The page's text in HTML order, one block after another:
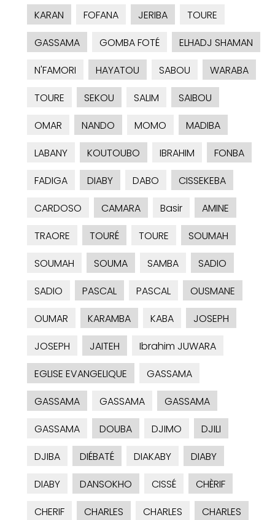
KARAN
FOFANA JERIBA
TOURE
GASSAMA
GOMBA FOTÉ
ELHADJ SHAMAN
N'FAMORI
HAYATOU SABOU
WARABA
TOURE
SEKOU SALIM
SAIBOU
OMAR
NANDO MOMO
MADIBA
LABANY
KOUTOUBO IBRAHIM
FONBA
FADIGA
DIABY DABO
CISSEKEBA
CARDOSO
CAMARA Basir
AMINE
TRAORE
TOURÉ TOURE
SOUMAH
SOUMAH
SOUMA SAMBA
SADIO
SADIO
PASCAL PASCAL
OUSMANE
OUMAR
KARAMBA KABA
JOSEPH
JOSEPH
JAITEH
Ibrahim JUWARA
EGLISE EVANGELIQUE
GASSAMA
GASSAMA
GASSAMA
GASSAMA
GASSAMA
DOUBA DJIMO
DJILI
DJIBA
DIÉBATÉ DIAKABY
DIABY
DIABY
DANSOKHO CISSÉ
CHÈRIF
CHERIF
CHARLES CHARLES
CHARLES